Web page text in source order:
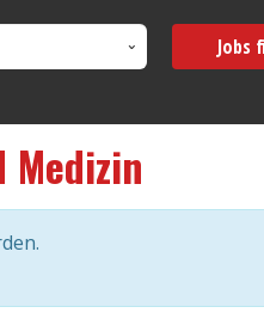
Jobs
Medizin